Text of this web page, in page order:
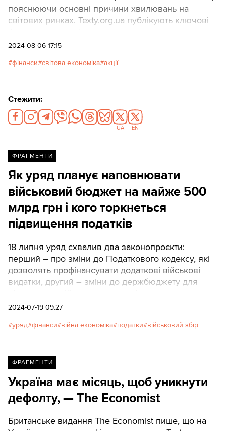
пояснюючи основні причини хвилювань на
світових ринках. Texty.org.ua публікують ключові
2024-08-06 17:15
фінанси світова економіка акції
Стежити:
UA EN
ФРАГМЕНТИ
Як уряд планує наповнювати
військовий бюджет на майже 500
млрд грн і кого торкнеться
підвищення податків
18 липня уряд схвалив два законопроєкти:
перший – про зміни до Податкового кодексу, які
дозволять профінансувати додаткові військові
видатки, другий – зміни до держбюджету для
2024-07-19 09:27
уряд фінанси війна економіка податки військовий збір
ФРАГМЕНТИ
Україна має місяць, щоб уникнути
дефолту, — The Economist
Британське видання The Economist пише, що на